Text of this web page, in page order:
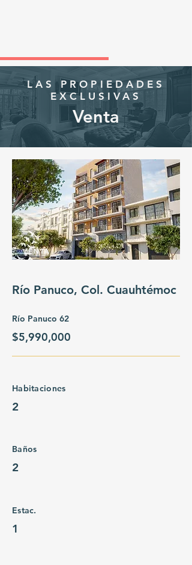
LAS PROPIEDADES
EXCLUSIVAS
Venta
VENTA
Río Panuco, Col. Cuauhtémoc
Río Panuco 62
$5,990,000
Habitaciones
2
Baños
2
Estac.
1